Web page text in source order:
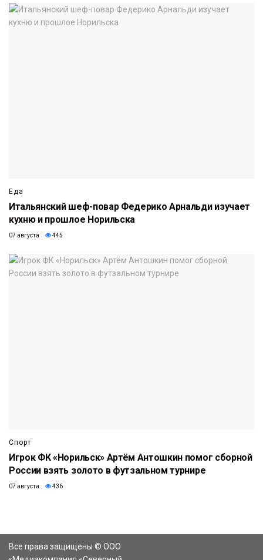
Еда
Итальянский шеф-повар Федерико Арнальди изучает
кухню и прошлое Норильска
07 августа 445
Спорт
Игрок ФК «Норильск» Артём Антошкин помог сборной
России взять золото в футзальном турнире
07 августа 436
Все права защищены © ООО